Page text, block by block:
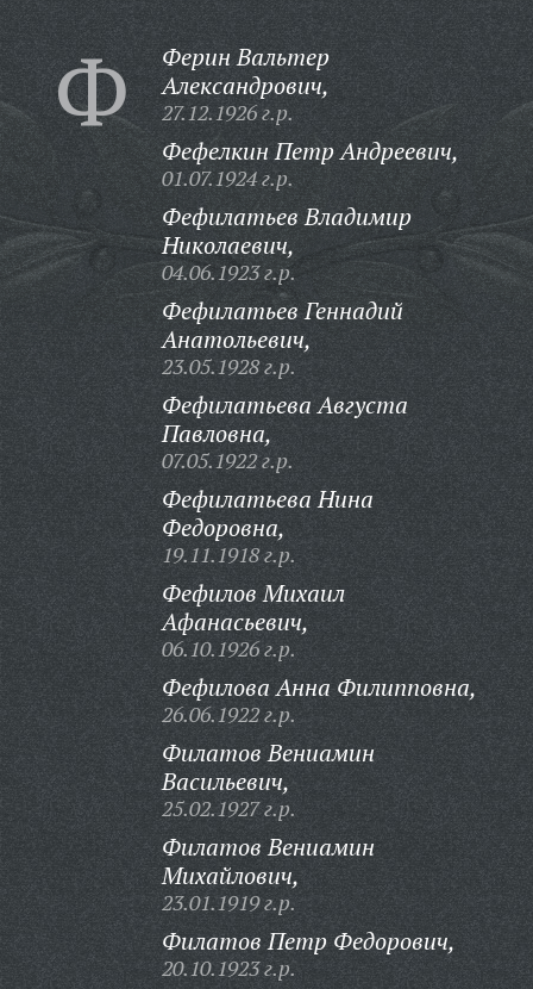
Ф
Ферин Вальтер
Александрович,
27.12.1926 г.р.
Фефелкин Петр Андреевич,
01.07.1924 г.р.
Фефилатьев Владимир
Николаевич,
04.06.1923 г.р.
Фефилатьев Геннадий
Анатольевич,
23.05.1928 г.р.
Фефилатьева Августа
Павловна,
07.05.1922 г.р.
Фефилатьева Нина
Федоровна,
19.11.1918 г.р.
Фефилов Михаил
Афанасьевич,
06.10.1926 г.р.
Фефилова Анна Филипповна,
26.06.1922 г.р.
Филатов Вениамин
Васильевич,
25.02.1927 г.р.
Филатов Вениамин
Михайлович,
23.01.1919 г.р.
Филатов Петр Федорович,
20.10.1923 г.р.